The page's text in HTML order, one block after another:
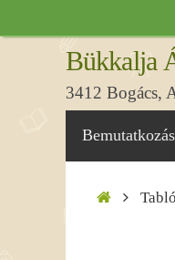
a
tartalomraBükkalja
3412 Bogács,
Bemutatkozás
Home